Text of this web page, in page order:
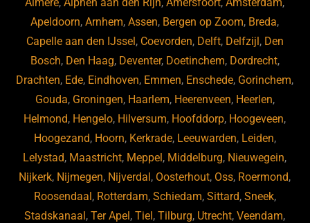
o
o
k
n
Almere,Alphen aan den Rijn,Amersfoort,Amsterdam,
Apeldoorn,Arnhem,Assen, Bergen op Zoom, Breda,
Capelle aan den IJssel , Coevorden, Delft, Delfzijl , Den
Bosch, Den Haag, Deventer, Doetinchem, Dordrecht,
Drachten, Ede, Eindhoven, Emmen, Enschede, Gorinchem,
Gouda, Groningen, Haarlem, Heerenveen, Heerlen,
Helmond, Hengelo, Hilversum, Hoofddorp, Hoogeveen,
Hoogezand, Hoorn, Kerkrade, Leeuwarden, Leiden,
Lelystad, Maastricht, Meppel , Middelburg, Nieuwegein,
Nijkerk, Nijmegen, Nijverdal , Oosterhout, Oss, Roermond,
Roosendaal , Rotterdam, Schiedam, Sittard, Sneek,
Stadskanaal ,Ter Apel ,Tiel ,Tilburg, Utrecht,Veendam,